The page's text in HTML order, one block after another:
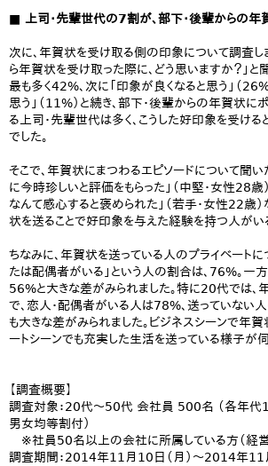
■ 上司・先輩世代の7割が、部下・後輩からの年
次に、年賀状を受け取る側の印象について調査し
ら年賀状を受け取った際に、どう思いますか？」と聞
最も多く42%、次に「印象が良くなると思う」（26%
思う」（11%）と続き、部下・後輩からの年賀状に
る上司・先輩世代は多く、こうした好印象を受け
でした。
そこで、年賀状にまつわるエピソードについて聞い
に今時珍しいと評価をもらった」（中堅・女性28歳
なんて感心すると褒められた」（若手・女性22歳
状を送ることで好印象を与えた経験を持つ人がい
ちなみに、年賀状を送っている人のプライベートに
たは配偶者がいる」という人の割合は、76%。一
56%と大きな差がみられました。特に20代では、
で、恋人・配偶者がいる人は78%、送っていない
も大きな差がみられました。ビジネスシーンで年賀
ートシーンでも充実した生活を送っている様子が伺
【調査概要】
調査対象：20代～50代 会社員 500名 （各年代
男女均等割付）
※社員50名以上の会社に所属している方（経営
調査期間：2014年11月10日（月）～2014年11